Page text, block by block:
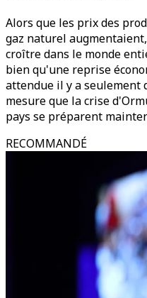
Alors que les prix des
gaz naturel
croître dans le monde
bien qu'une reprise
attendue il y a seulement
mesure que la crise
pays se préparent
RECOMMANDÉ